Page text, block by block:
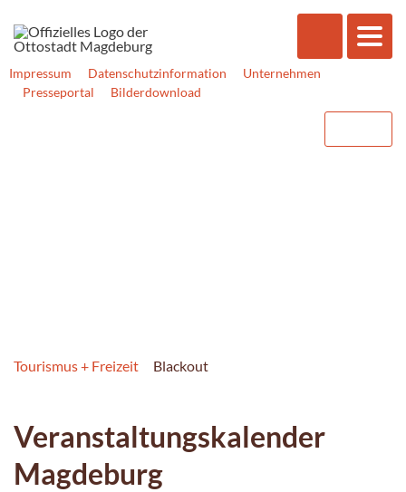
Impressum Datenschutzinformation
Unternehmen
Presseportal
Bilderdownload
Tourismus + Freizeit Blackout
Veranstaltungskalender
Magdeburg